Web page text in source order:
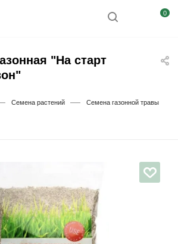
0
"На старт
Семена растений — Семена газонной травы